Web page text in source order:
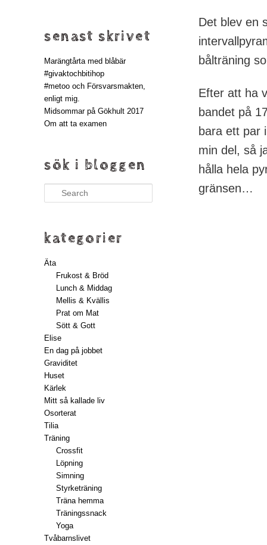
Det blev en
bålträning
Efter att ha
bandet på
bara ett par
min del, så
hålla hela
gränsen…
senast skrivet
Marängtårta med blåbär
#givaktochbitihop
#metoo och Försvarsmakten,
enligt mig.
Midsommar på Gökhult 2017
Om att ta examen
sök i bloggen
Search
kategorier
Äta
Frukost & Bröd
Lunch & Middag
Mellis & Kvällis
Prat om Mat
Sött & Gott
Elise
En dag på jobbet
Graviditet
Huset
Kärlek
Mitt så kallade liv
Osorterat
Tilia
Träning
Crossfit
Löpning
Simning
Styrketräning
Träna hemma
Träningssnack
Yoga
Tvåbarnslivet